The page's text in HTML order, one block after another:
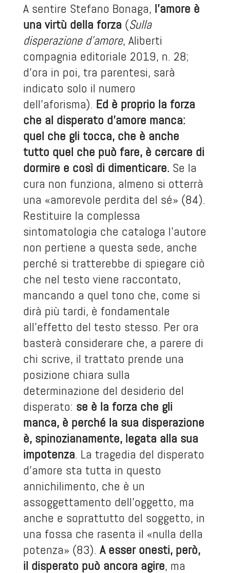
A sentire Stefano Bonaga, l’amore è
una virtù della forza(Sulla
disperazione d’amore, Aliberti
compagnia editoriale 2019, n. 28;
d’ora in poi, tra parentesi, sarà
indicato solo il numero
dell’aforisma). Ed è proprio la forza
che al disperato d’amore manca:
quel che gli tocca, che è anche
tutto quel che può fare, è cercare di
dormire e così di dimenticare.Se la
cura non funziona, almeno si otterrà
una «amorevole perdita del sé» (84).
Restituire la complessa
sintomatologia che cataloga l’autore
non pertiene a questa sede, anche
perché si tratterebbe di spiegare ciò
che nel testo viene raccontato,
mancando a quel tono che, come si
dirà più tardi, è fondamentale
all’effetto del testo stesso. Per ora
basterà considerare che, a parere di
chi scrive, il trattato prende una
posizione chiara sulla
determinazione del desiderio del
disperato: se è la forza che gli
manca, è perché la sua disperazione
è, spinozianamente, legata alla sua
impotenza. La tragedia del disperato
d’amore sta tutta in questo
annichilimento, che è un
assoggettamento dell’oggetto, ma
anche e soprattutto del soggetto, in
una fossa che rasenta il «nulla della
potenza» (83). A esser onesti, però,
il disperato può ancora agire, ma